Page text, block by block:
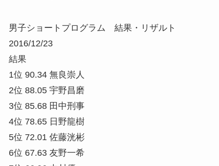
男子ショートプログラム 結果・リザルト
2016/12/23
結果
1位 90.34 無良崇人
2位 88.05 宇野昌磨
3位 85.68 田中刑事
4位 78.65 日野龍樹
5位 72.01 佐藤洸彬
6位 67.63 友野一希